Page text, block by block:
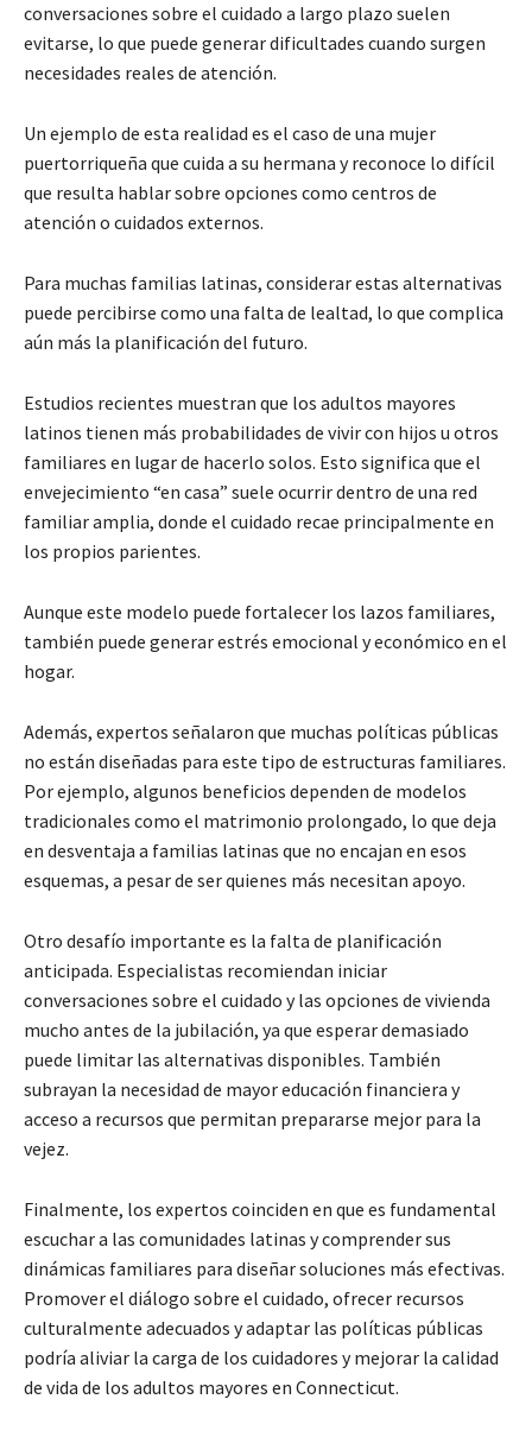
conversaciones sobre el cuidado a largo plazo suelen
evitarse, lo que puede generar dificultades cuando surgen
necesidades reales de atención.
Un ejemplo de esta realidad es el caso de una mujer
puertorriqueña que cuida a su hermana y reconoce lo difícil
que resulta hablar sobre opciones como centros de
atención o cuidados externos.
Para muchas familias latinas, considerar estas alternativas
puede percibirse como una falta de lealtad, lo que complica
aún más la planificación del futuro.
Estudios recientes muestran que los adultos mayores
latinos tienen más probabilidades de vivir con hijos u otros
familiares en lugar de hacerlo solos. Esto significa que el
envejecimiento “en casa” suele ocurrir dentro de una red
familiar amplia, donde el cuidado recae principalmente en
los propios parientes.
Aunque este modelo puede fortalecer los lazos familiares,
también puede generar estrés emocional y económico en el
hogar.
Además, expertos señalaron que muchas políticas públicas
no están diseñadas para este tipo de estructuras familiares.
Por ejemplo, algunos beneficios dependen de modelos
tradicionales como el matrimonio prolongado, lo que deja
en desventaja a familias latinas que no encajan en esos
esquemas, a pesar de ser quienes más necesitan apoyo.
Otro desafío importante es la falta de planificación
anticipada. Especialistas recomiendan iniciar
conversaciones sobre el cuidado y las opciones de vivienda
mucho antes de la jubilación, ya que esperar demasiado
puede limitar las alternativas disponibles. También
subrayan la necesidad de mayor educación financiera y
acceso a recursos que permitan prepararse mejor para la
vejez.
Finalmente, los expertos coinciden en que es fundamental
escuchar a las comunidades latinas y comprender sus
dinámicas familiares para diseñar soluciones más efectivas.
Promover el diálogo sobre el cuidado, ofrecer recursos
culturalmente adecuados y adaptar las políticas públicas
podría aliviar la carga de los cuidadores y mejorar la calidad
de vida de los adultos mayores en Connecticut.